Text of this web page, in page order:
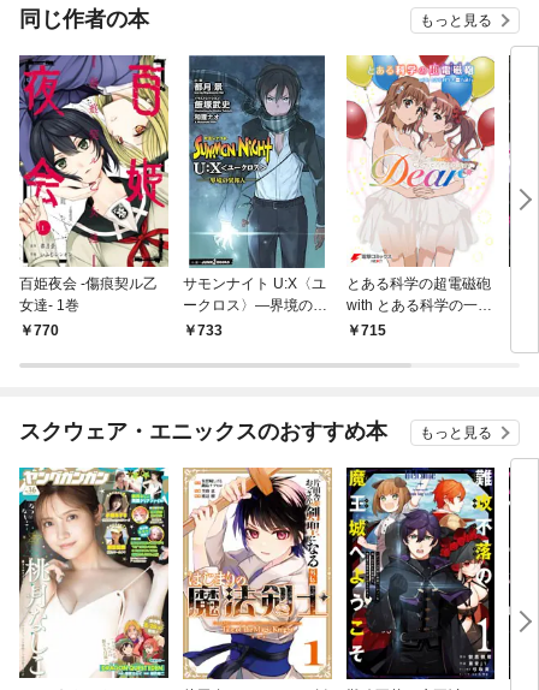
同じ作者の本 もっと見る
百姫夜会 -傷痕契ル乙
女達- 1巻
770
サモンナイト U:X〈ユ
ークロス〉―界境の異
邦人―
733
とある科学の超電磁砲
with とある科学の一方
通行 コミックアンソロ
715
スクウェア・エニックスのおすすめ本 もっと見る